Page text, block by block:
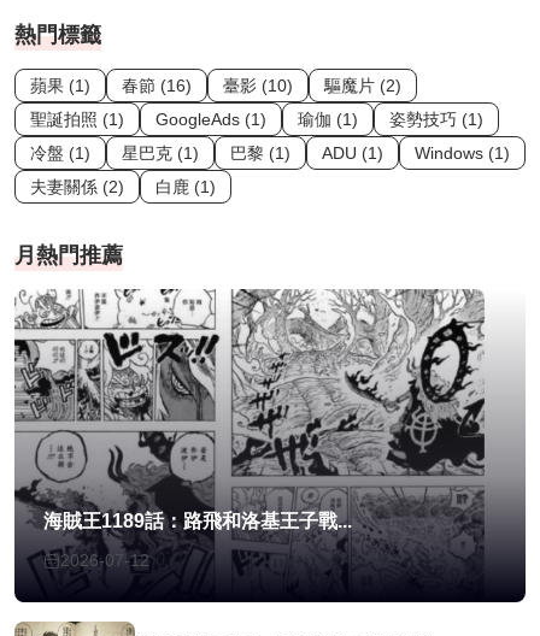
熱門標籤
蘋果 (1) 春節 (16) 臺影 (10)
驅魔片 (2)
聖誕拍照 (1)
GoogleAds (1) 瑜伽 (1)
姿勢技巧 (1)
冷盤 (1)
星巴克 (1) 巴黎 (1) ADU (1)
Windows (1)
夫妻關係 (2)
白鹿 (1)
月熱門推薦
海賊王1189話：路飛和洛基王子戰...
2026-07-12